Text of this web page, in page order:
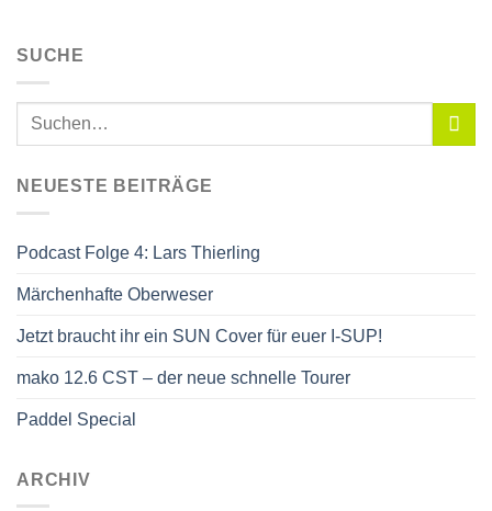
SUCHE
NEUESTE BEITRÄGE
Podcast Folge 4: Lars Thierling
Märchenhafte Oberweser
Jetzt braucht ihr ein SUN Cover für euer I-SUP!
mako 12.6 CST – der neue schnelle Tourer
Paddel Special
ARCHIV